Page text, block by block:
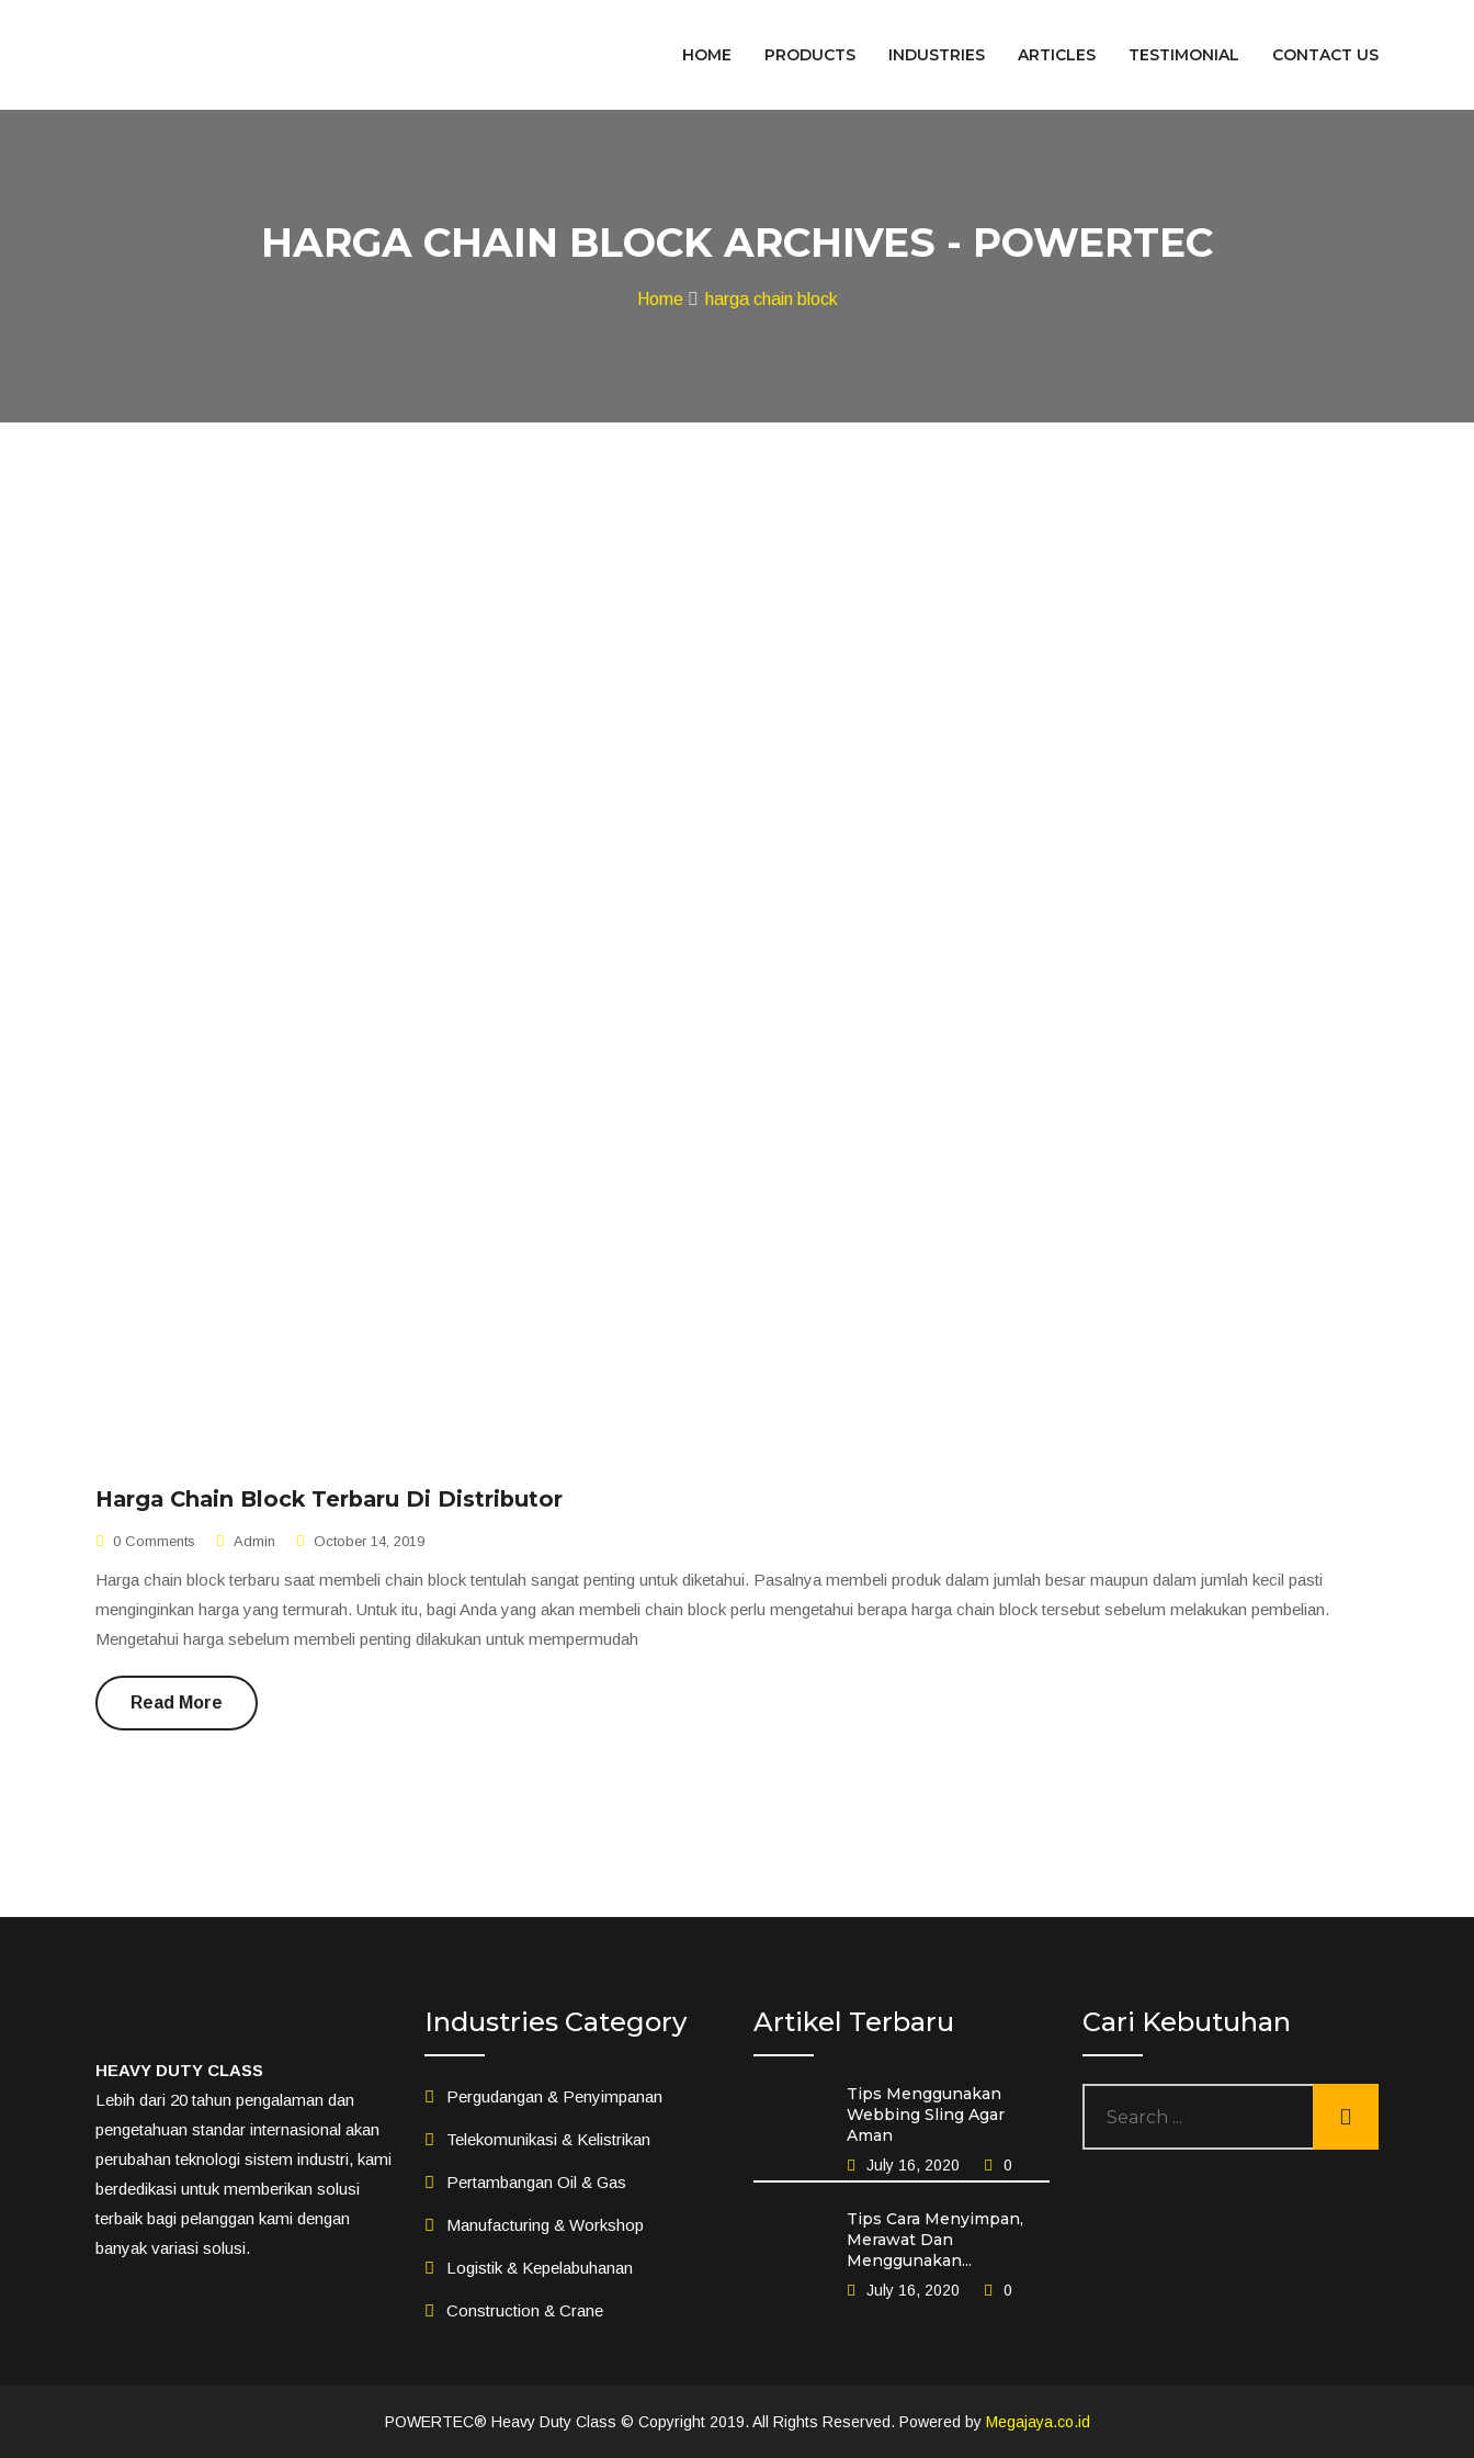
HOME PRODUCTS INDUSTRIES ARTICLES TESTIMONIAL CONTACT US
HARGA CHAIN BLOCK ARCHIVES - POWERTEC
Home harga chain block
Harga Chain Block Terbaru Di Distributor
0 Comments Admin October 14, 2019
Harga chain block terbaru saat membeli chain block tentulah sangat penting untuk diketahui. Pasalnya membeli produk dalam jumlah besar maupun dalam jumlah kecil pasti
menginginkan harga yang termurah. Untuk itu, bagi Anda yang akan membeli chain block perlu mengetahui berapa harga chain block tersebut sebelum melakukan pembelian.
Mengetahui harga sebelum membeli penting dilakukan untuk mempermudah
Read More
HEAVY DUTY CLASS
Lebih dari 20 tahun pengalaman dan
pengetahuan standar internasional akan
perubahan teknologi sistem industri, kami
berdedikasi untuk memberikan solusi
terbaik bagi pelanggan kami dengan
banyak variasi solusi.
Industries Category
Pergudangan & Penyimpanan
Telekomunikasi & Kelistrikan
Pertambangan Oil & Gas
Manufacturing & Workshop
Logistik & Kepelabuhanan
Construction & Crane
Artikel Terbaru
Tips Menggunakan
Webbing Sling Agar
Aman
July 16, 2020 0
Tips Cara Menyimpan,
Merawat Dan
Menggunakan...
July 16, 2020 0
Cari Kebutuhan
POWERTEC®️ Heavy Duty Class © Copyright 2019. All Rights Reserved. Powered by Megajaya.co.id